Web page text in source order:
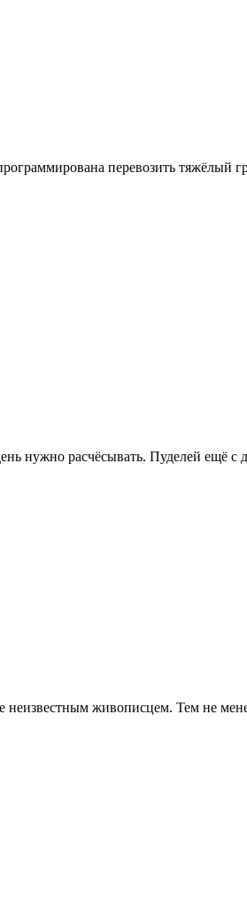
перевозить тяжёлый
нужно расчёсывать. Пуделей ещё с
неизвестным живописцем. Тем не